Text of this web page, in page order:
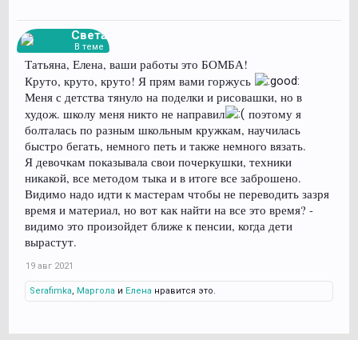
Света
В теме
Татьяна, Елена, ваши работы это БОМБА!
Круто, круто, круто! Я прям вами горжусь
Меня с детства тянуло на поделки и рисовашки, но в
худож. школу меня никто не направил
поэтому я
болталась по разным школьным кружкам, научилась
быстро бегать, немного петь и также немного вязать.
Я девочкам показывала свои почеркушки, техники
никакой, все методом тыка и в итоге все заброшено.
Видимо надо идти к мастерам чтобы не переводить зазря
время и материал, но вот как найти на все это время? -
видимо это произойдет ближе к пенсии, когда дети
вырастут.
19 авг 2021
Serafimka Маргола и Елена нравится это.